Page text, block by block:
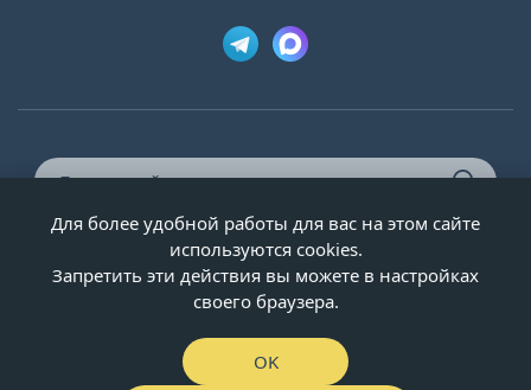
© ООО «Двери-и-точка», ИНН 5020092947, 1995-2026 г.
Для более удобной работы для вас на этом сайте
используются cookies.
Запретить эти действия вы можете в настройках
своего браузера.
OK